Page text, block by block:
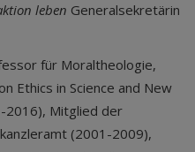
leben Generalsekretärin
für Moraltheologie,
Ethics in Science and New
2016), Mitglied der
(2001-2009),